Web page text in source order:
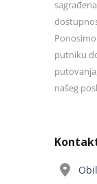
putniku
našeg